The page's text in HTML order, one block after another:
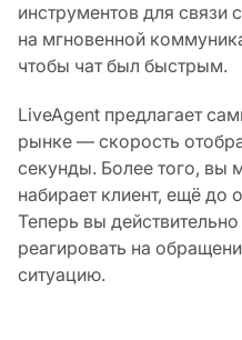
инструментов для связи
на мгновенной
чтобы чат был быстрым.
LiveAgent предлагает
рынке — скорость
секунды. Более того, вы
набирает клиент, ещё до
Теперь вы
реагировать на
ситуацию.